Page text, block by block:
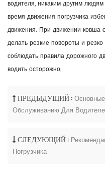
водителя, никаким другим
время движения погрузчика
движения. При движении ковша
делать резкие повороты и
соблюдать правила дорожного
водить осторожно,
ПРЕДЫДУЩИЙ :
Обслуживанию Для
СЛЕДУЮЩИЙ :
Погрузчика